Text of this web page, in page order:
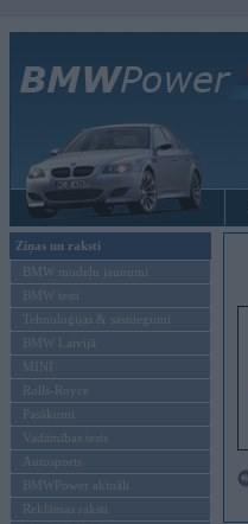
Ziņas un raksti
BMW modeļu jaunumi
BMW testi
Tehnoloģijas & sasniegumi
BMW Latvijā
MINI
Rolls-Royce
Pasākumi
Vadāmības tests
Autosports
BMWPower aktuāli
Reklāmas raksti